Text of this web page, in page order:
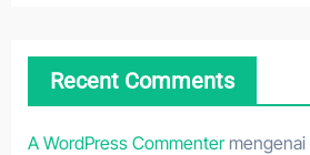
Recent Comments
A WordPress Commentermengenai